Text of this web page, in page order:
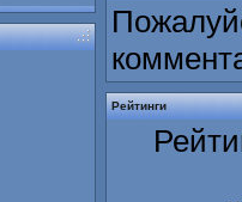
Рейтинги